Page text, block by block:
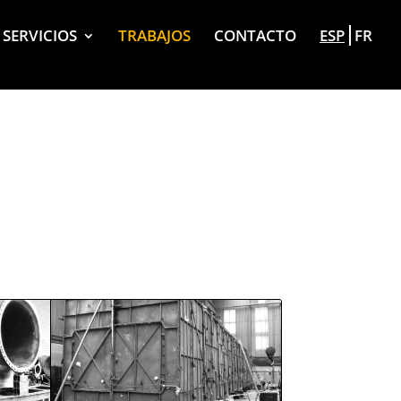
SERVICIOS TRABAJOS CONTACTO ESP FR